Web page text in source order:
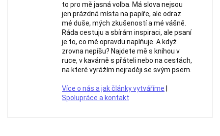
to pro mě jasná volba. Má slova nejsou
jen prázdná místa na papíře, ale odraz
mé duše, mých zkušeností a mé vášně.
Ráda cestuju a sbírám inspiraci, ale psaní
je to, co mě opravdu naplňuje. A když
zrovna nepíšu? Najdete mě s knihou v
ruce, v kavárně s přáteli nebo na cestách,
na které vyrážím nejraději se svým psem.
Více o nás a jak články vytváříme
Spolupráce a kontakt